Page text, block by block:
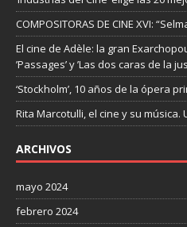
COMPOSITORAS DE CINE XVI:
El cine de Adèle: la gran
’Passages’ y ’Las dos caras de la
‘Stockholm’, 10 años de la ópera
Rita Marcotulli, el cine y su
ARCHIVOS
mayo 2024
febrero 2024